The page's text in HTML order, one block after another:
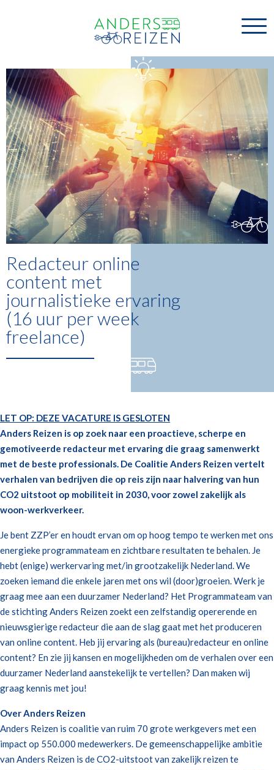
Redacteur online
content met
journalistieke ervaring
(16 uur per week
freelance)
LET OP: DEZE VACATURE IS GESLOTEN
Anders Reizen is op zoek naar een proactieve, scherpe en
gemotiveerde redacteur met ervaring die graag samenwerkt
met de beste professionals. De Coalitie Anders Reizen vertelt
verhalen van bedrijven die op reis zijn naar halvering van hun
CO2 uitstoot op mobiliteit in 2030, voor zowel zakelijk als
woon-werkverkeer.
Je bent ZZP’er en houdt ervan om op hoog tempo te werken met ons
energieke programmateam en zichtbare resultaten te behalen. Je
hebt (enige) werkervaring met/in grootzakelijk Nederland. We
zoeken iemand die enkele jaren met ons wil (door)groeien. Werk je
graag mee aan een duurzamer Nederland? Het Programmateam van
de stichting Anders Reizen zoekt een zelfstandig opererende en
nieuwsgierige redacteur die aan de slag gaat met het produceren
van online content. Heb jij ervaring als (bureau)redacteur en online
content? En zie jij kansen en mogelijkheden om de verhalen over een
duurzamer Nederland aanstekelijk te vertellen? Dan maken wij
graag kennis met jou!
Over Anders Reizen
Anders Reizen is coalitie van ruim 70 grote werkgevers met een
impact op 550.000 medewerkers. De gemeenschappelijke ambitie
van Anders Reizen is de CO2-uitstoot van zakelijk reizen te